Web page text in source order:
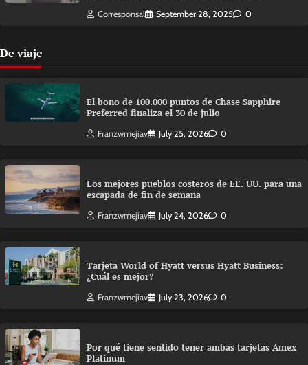
Corresponsal September 28, 2025 0
De viaje
El bono de 100.000 puntos de Chase Sapphire
Preferred finaliza el 30 de julio
Franzwmejiav July 25, 2026 0
Los mejores pueblos costeros de EE. UU. para una
escapada de fin de semana
Franzwmejiav July 24, 2026 0
Tarjeta World of Hyatt versus Hyatt Business:
¿Cuál es mejor?
Franzwmejiav July 23, 2026 0
Por qué tiene sentido tener ambas tarjetas Amex
Platinum